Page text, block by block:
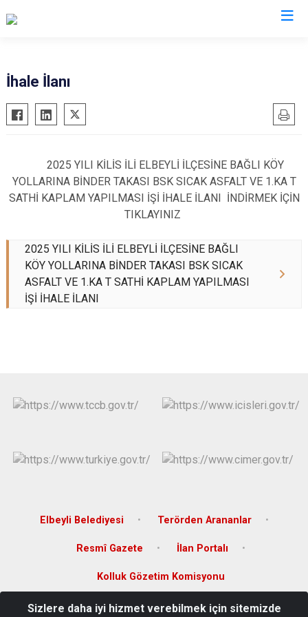
Elbeyli
Musabeyli
İhale İlanı
2025 YILI KİLİS İLİ ELBEYLİ İLÇESİNE BAĞLI KÖY
YOLLARINA BİNDER TAKASI BSK SICAK ASFALT VE 1.KA T
SATHİ KAPLAM YAPILMASI İŞİ İHALE İLANI İNDİRMEK İÇİN
TIKLAYINIZ
2025 YILI KİLİS İLİ ELBEYLİ İLÇESİNE BAĞLI
KÖY YOLLARINA BİNDER TAKASI BSK SICAK
ASFALT VE 1.KA T SATHİ KAPLAM YAPILMASI
İŞİ İHALE İLANI
Elbeyli Belediyesi Terörden Arananlar
Resmî Gazete İlan Portalı
Kolluk Gözetim Komisyonu
Hürriyet Mahallesi Çakır Sokak No:21 Elbeyli/KİLİS
Sizlere daha iyi hizmet verebilmek için sitemizde